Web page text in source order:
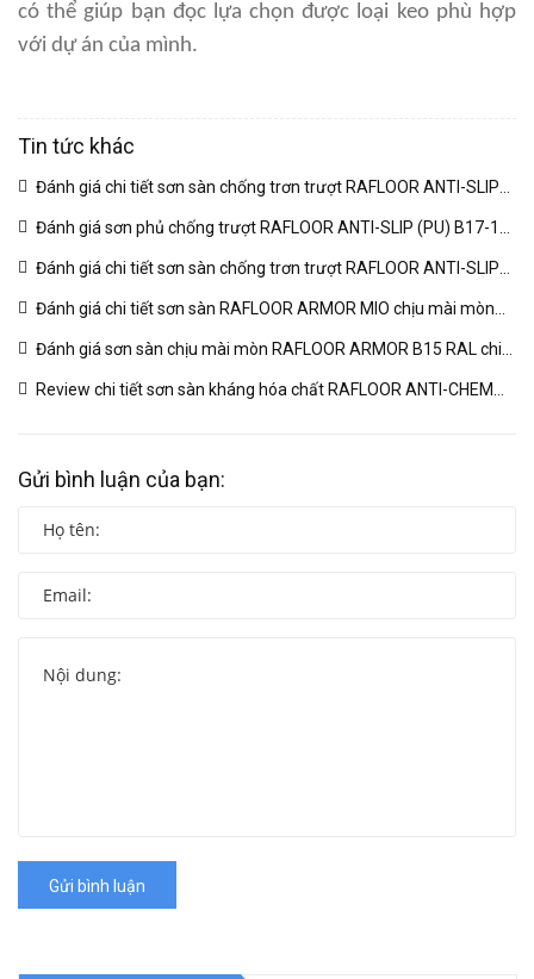
có thể giúp bạn đọc lựa chọn được loại keo phù hợp
với dự án của mình.
Tin tức khác
Đánh giá chi tiết sơn sàn chống trơn trượt RAFLOOR ANTI-SLIP
MIO B18 RAL | VINP
(04/03/2026)
Đánh giá sơn phủ chống trượt RAFLOOR ANTI-SLIP (PU) B17-1
RAL chuyên sâu | VINP
(04/03/2026)
Đánh giá chi tiết sơn sàn chống trơn trượt RAFLOOR ANTI-SLIP
B17 RAL | VINP
Đánh giá chi tiết sơn sàn RAFLOOR ARMOR MIO chịu mài mòn
Đánh giá sơn sàn chịu mài mòn RAFLOOR ARMOR B15 RAL chi
(04/03/2026)
Review chi tiết sơn sàn kháng hóa chất RAFLOOR ANTI-CHEM
Gửi bình luận của bạn:
Gửi bình luận